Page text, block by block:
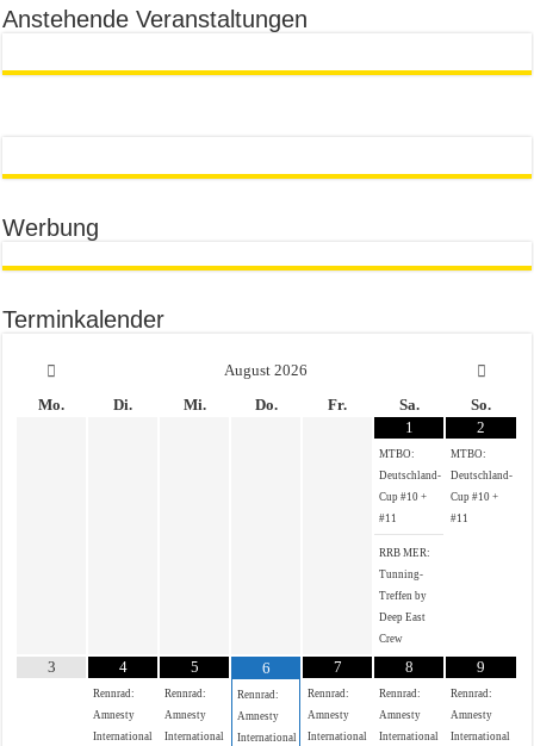
Anstehende Veranstaltungen
Werbung
Terminkalender
August 2026
Mo.
Di. Mi. Do. Fr. Sa.
So.
1
MTBO:
Deutschland-
Cup #10 +
#11
RRB MER:
Tunning-
Treffen by
Deep East
Crew
2
MTBO:
Deutschland-
Cup #10 +
#11
3 4
Rennrad:
Amnesty
International
5
Rennrad:
Amnesty
International
6
Rennrad:
Amnesty
International
7
Rennrad:
Amnesty
International
8
Rennrad:
Amnesty
International
9
Rennrad:
Amnesty
International